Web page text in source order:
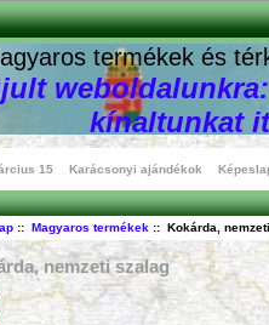
termékek és
kínaltunkat
15 Karácsonyi ajándékok
:: Magyaros termékek:: Kokárda,
nemzeti szalag